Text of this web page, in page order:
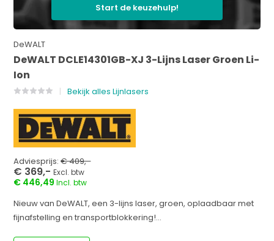
Start de keuzehulp!
DeWALT
DeWALT DCLE14301GB-XJ 3-Lijns Laser Groen Li-
Ion
Bekijk alles Lijnlasers
Adviesprijs:€ 409,-
€ 369,-Excl. btw
€ 446,49Incl. btw
Nieuw van DeWALT, een 3-lijns laser, groen, oplaadbaar met
fijnafstelling en transportblokkering!...